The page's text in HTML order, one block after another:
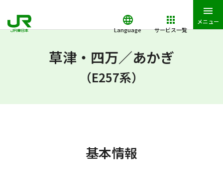
Language サービス一覧
メニュー
草津・四万／あかぎ
（E257系）
基本情報